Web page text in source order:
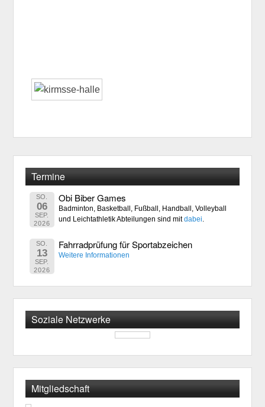
Termine
SO.
06
SEP.
2026
Obi Biber Games
Badminton, Basketball, Fußball, Handball, Volleyball
und Leichtathletik Abteilungen sind mitdabei
SO.
13
SEP.
2026
Fahrradprüfung für Sportabzeichen
Weitere Informationen
Soziale Netzwerke
Mitgliedschaft